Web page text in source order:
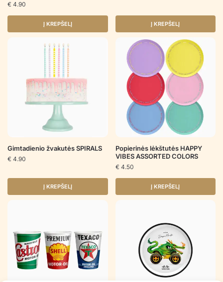
€ 4.90
Į KREPŠELĮ Į KREPŠELĮ
Gimtadienio žvakutės SPIRALS
€ 4.90
Į KREPŠELĮ
Popierinės lėkštutės HAPPY
VIBES ASSORTED COLORS
€ 4.50
Į KREPŠELĮ